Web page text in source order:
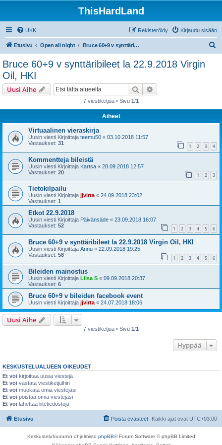
ThisHardLand
UKK Kirjaudu sisään
Rekisteröidy
Etusivu Open all night Bruce 60+9 v synttäribileet la 22.9.2018 Virgin Oil, HKI
Bruce 60+9 v synttäribileet la 22.9.2018 Virgin
Oil, HKI
Uusi Aihe Etsi
7 viestiketjua • Sivu 1/1
Aiheet
Virtuaalinen vieraskirja
Uusin viesti Kirjoittaja teemu50 « 03.10.2018 11:57
Vastaukset: 31 1 2 3 4
Kommentteja bileistä
Uusin viesti Kirjoittaja Kartsa « 28.09.2018 12:57
Vastaukset: 20 1 2 3
Tietokilpailu
Uusin viesti Kirjoittaja jjvirta « 24.09.2018 23:02
Vastaukset: 1
Etkot 22.9.2018
Uusin viesti Kirjoittaja Päivänsäde « 23.09.2018 16:07
Vastaukset: 52 1 2 3 4 5 6
Bruce 60+9 v synttäribileet la 22.9.2018 Virgin Oil, HKI
Uusin viesti Kirjoittaja Annu « 22.09.2018 19:25
Vastaukset: 58 1 2 3 4 5 6
Bileiden mainostus
Uusin viesti Kirjoittaja Liisa S « 09.09.2018 20:37
Vastaukset: 6
Bruce 60+9 v bileiden facebook event
Uusin viesti Kirjoittaja jjvirta « 24.07.2018 18:06
Uusi Aihe
7 viestiketjua • Sivu 1/1
Hyppää
KESKUSTELUALUEEN OIKEUDET
Et voi kirjoittaa uusia viestejä
Et voi vastata viestiketjuihin
Et voi muokata omia viestejäsi
Et voi poistaa omia viestejäsi
Et voi lähettää liitetiedostoja
Etusivu Kaikki ajat ovat UTC+03:00
Poista evästeet
Keskustelufoorumin ohjelmisto phpBB® Forum Software © phpBB Limited